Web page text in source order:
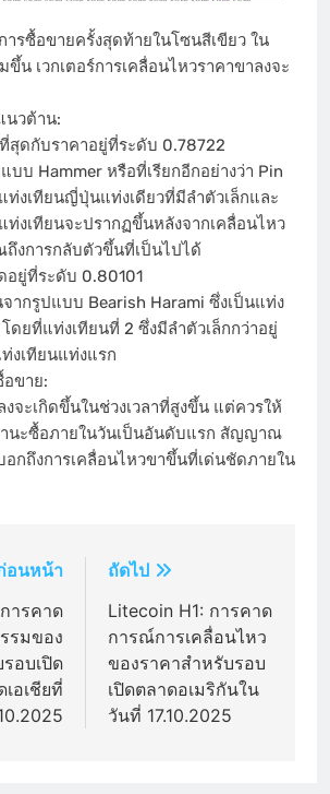
ารซื้อขายครั้งสุดท้ายในโซนสีเขียว ใน
ขึ้น เวกเตอร์การเคลื่อนไหวราคาขาลงจะ
นวต้าน:
สุดกับราคาอยู่ที่ระดับ 0.78722
บบ Hammer หรือที่เรียกอีกอย่างว่า Pin
ท่งเทียนญี่ปุ่นแท่งเดียวที่มีลำตัวเล็กและ
ท่งเทียนจะปรากฏขึ้นหลังจากเคลื่อนไหว
งการกลับตัวขึ้นที่เป็นไปได้
ยู่ที่ระดับ 0.80101
ากรูปแบบ Bearish Harami ซึ่งเป็นแท่ง
ดยที่แท่งเทียนที่ 2 ซึ่งมีลำตัวเล็กกว่าอยู่
งเทียนแท่งแรก
ขาย:
จะเกิดขึ้นในช่วงเวลาที่สูงขึ้น แต่ควรให้
นะซื้อภายในวันเป็นอันดับแรก สัญญาณ
กถึงการเคลื่อนไหวขาขึ้นที่เด่นชัดภายใน
อนหน้า
ารคาด
รมของ
อบเปิด
เอเชียที่
ถัดไป
Litecoin H1: การคาด
การณ์การเคลื่อนไหว
ของราคาสำหรับรอบ
เปิดตลาดอเมริกันใน
วันที่ 17.10.2025